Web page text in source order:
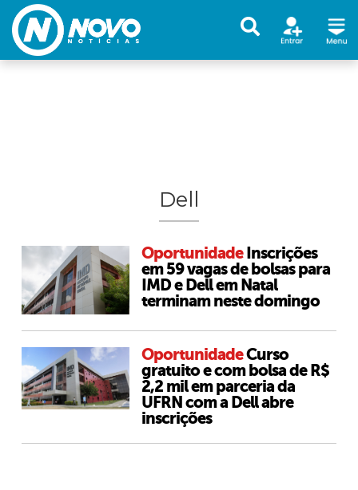
Dell
Oportunidade Inscrições
em 59 vagas de bolsas para
IMD e Dell em Natal
terminam neste domingo
OportunidadeCurso
gratuito e com bolsa de R$
2,2 mil em parceria da
UFRN com a Dell abre
inscrições